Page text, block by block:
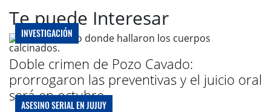
Te puede Interesar
INVESTIGACIÓN
Doble crimen de Pozo Cavado:
prorrogaron las preventivas y el juicio oral
será en octubre
ASESINO SERIAL EN JUJUY